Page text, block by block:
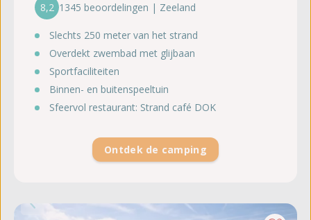
8,2 1345 beoordelingen | Zeeland
Slechts 250 meter van het strand
Overdekt zwembad met glijbaan
Sportfaciliteiten
Binnen- en buitenspeeltuin
Sfeervol restaurant: Strand café DOK
Ontdek de camping